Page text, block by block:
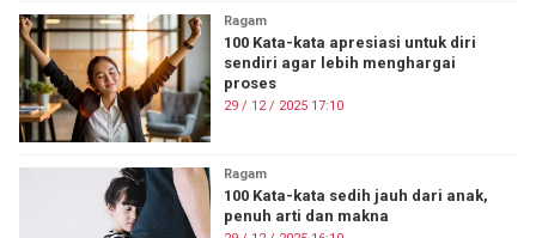
Ragam
100 Kata-kata apresiasi untuk diri
sendiri agar lebih menghargai
proses
29 / 12 / 2025 17:10
Ragam
100 Kata-kata sedih jauh dari anak,
penuh arti dan makna